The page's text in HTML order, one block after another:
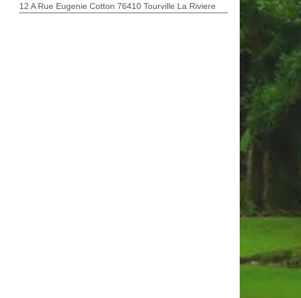
12 A Rue Eugenie Cotton 76410 Tourville La Riviere